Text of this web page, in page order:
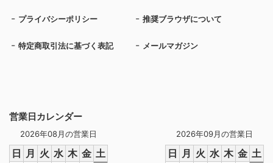
営業日カレンダー
2026年08月の営業日
日 月 火 水 木 金 土
2026年09月の営業日
日 月 火 水 木 金 土
プライバシーポリシー 推奨ブラウザについて
特定商取引法に基づく表記 メールマガジン